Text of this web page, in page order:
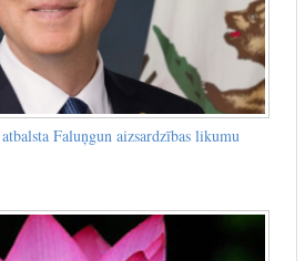
Faluņgun aizsardzības likumu